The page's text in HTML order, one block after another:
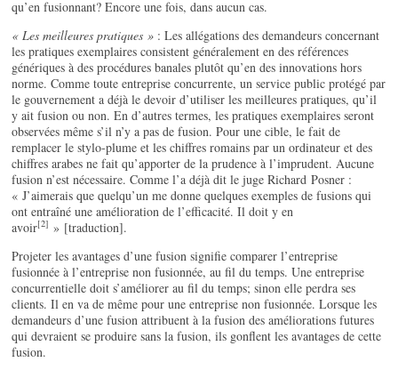
qu’en fusionnant? Encore une fois, dans aucun cas.
« Les meilleures pratiques » : Les allégations des demandeurs concernant
les pratiques exemplaires consistent généralement en des références
génériques à des procédures banales plutôt qu’en des innovations hors
norme. Comme toute entreprise concurrente, un service public protégé par
le gouvernement a déjà le devoir d’utiliser les meilleures pratiques, qu’il
y ait fusion ou non. En d’autres termes, les pratiques exemplaires seront
observées même s’il n’y a pas de fusion. Pour une cible, le fait de
remplacer le stylo-plume et les chiffres romains par un ordinateur et des
chiffres arabes ne fait qu’apporter de la prudence à l’imprudent. Aucune
fusion n’est nécessaire. Comme l’a déjà dit le juge Richard Posner :
« J’aimerais que quelqu’un me donne quelques exemples de fusions qui
ont entraîné une amélioration de l’efficacité. Il doit y en
avoir[2] » [traduction].
Projeter les avantages d’une fusion signifie comparer l’entreprise
fusionnée à l’entreprise non fusionnée, au fil du temps. Une entreprise
concurrentielle doit s’améliorer au fil du temps; sinon elle perdra ses
clients. Il en va de même pour une entreprise non fusionnée. Lorsque les
demandeurs d’une fusion attribuent à la fusion des améliorations futures
qui devraient se produire sans la fusion, ils gonflent les avantages de cette
fusion.